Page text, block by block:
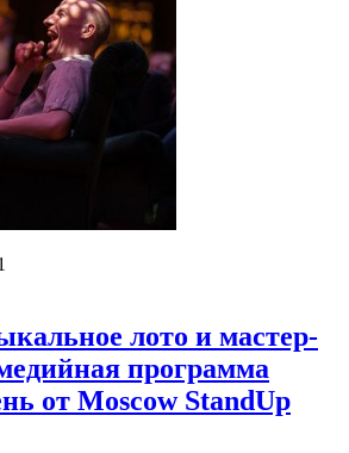
лото и мастер-
программа
от Moscow StandUp